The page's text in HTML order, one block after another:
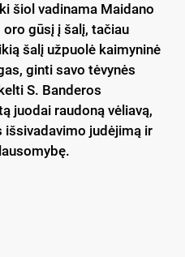
šiol vadinama Maidano
gūsį į šalį, tačiau
šalį užpuolė kaimyninė
ginti savo tėvynės
S. Banderos
juodai raudoną vėliavą,
judėjimą ir